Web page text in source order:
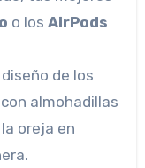
o losAirPods
diseño de los
con almohadillas
oreja en